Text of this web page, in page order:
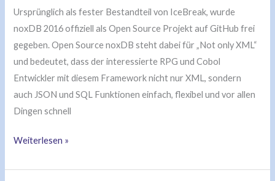
Ursprünglich als fester Bestandteil von IceBreak, wurde
noxDB 2016 offiziell als Open Source Projekt auf GitHub frei
gegeben. Open Source noxDB steht dabei für „Not only XML“
und bedeutet, dass der interessierte RPG und Cobol
Entwickler mit diesem Framework nicht nur XML, sondern
auch JSON und SQL Funktionen einfach, flexibel und vor allen
Dingen schnell
Weiterlesen »